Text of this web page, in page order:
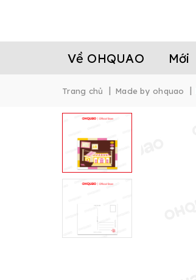
Về OHQUAO Mới
Trang chủ | Made by ohquao |